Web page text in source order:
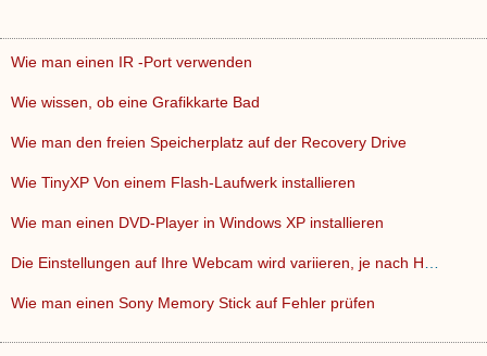
Wie man einen IR -Port verwenden
Wie wissen, ob eine Grafikkarte Bad
Wie man den freien Speicherplatz auf der Recovery Drive
Wie TinyXP Von einem Flash-Laufwerk installieren
Wie man einen DVD-Player in Windows XP installieren
Wie man einen Sony Memory Stick auf Fehler prüfen